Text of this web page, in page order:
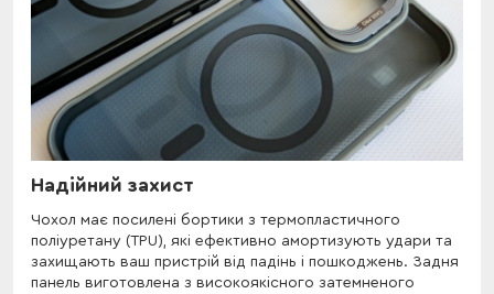
Надійний захист
Чохол має посилені бортики з термопластичного
поліуретану (TPU), які ефективно амортизують удари та
захищають ваш пристрій від падінь і пошкоджень. Задня
панель виготовлена з високоякісного затемненого